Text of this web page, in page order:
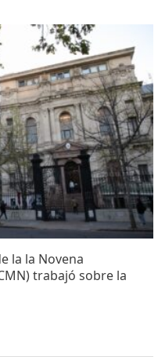
la la Novena
trabajó sobre la